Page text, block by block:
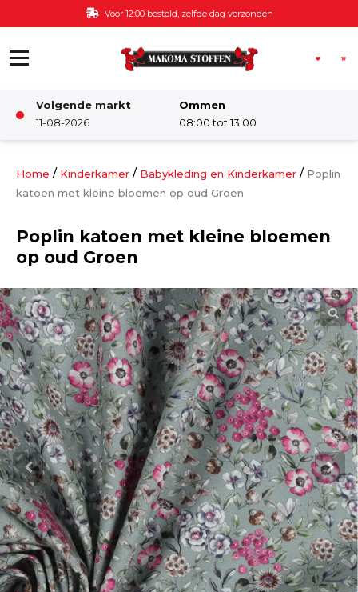
Ga naar de inhoud Voor 12:00 besteld, zelfde dag verzonden
Volgende markt
11-08-2026
Ommen
08:00 tot 13:00
Damesstoffen
Kinderkamer
Katoen
Grootverbruik
Tijdpakker stof
Home / Kinderkamer / Babykleding en Kinderkamer / Poplin
katoen met kleine bloemen op oud Groen
Poplin katoen met kleine bloemen
op oud Groen